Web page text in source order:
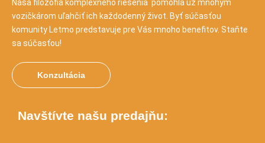
Naša filozofia komplexného riešenia pomohla už mnohým
vozičkárom uľahčiť ich každodenný život. Byť súčasťou
komunity Letmo predstavuje pre Vás mnoho benefitov. Staňte
sa súčasťou!
Konzultácia
Navštívte našu predajňu: